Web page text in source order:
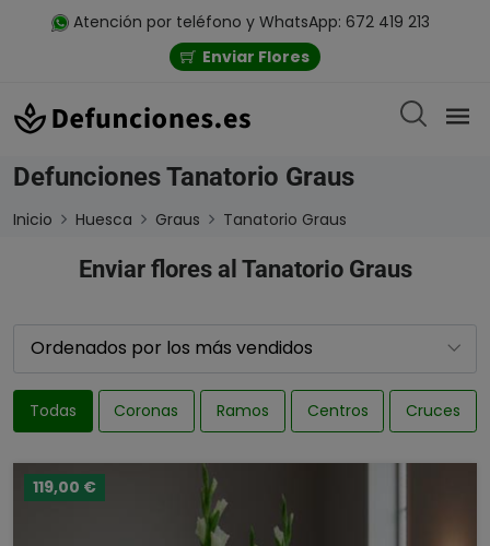
Atención por teléfono y WhatsApp: 672 419 213
Enviar Flores
Defunciones Tanatorio Graus
Inicio Huesca Graus Tanatorio Graus
Enviar flores al Tanatorio Graus
Todas Coronas Ramos Centros Cruces
119,00 €